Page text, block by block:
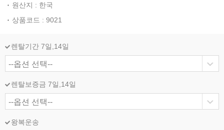
원산지 : 한국
상품코드 : 9021
렌탈기간 7일,14일
렌탈보증금 7일,14일
왕복운송